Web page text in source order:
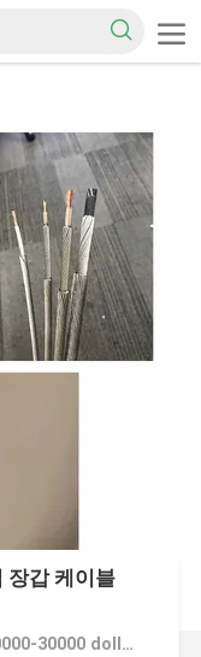
장갑 케이블
가격：10000-30000 dollar/ 1 set